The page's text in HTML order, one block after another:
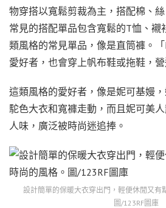
物穿搭以寬鬆剪裁為主，搭配棉、
常見的搭配單品包含寬鬆的T恤、襯
類風格的常見單品，像是直筒褲。
愛好者，也會穿上帆布鞋或拖鞋，
這類風格的愛好者，像是妮可基嫚
駝色大衣和寬褲走動，而且妮可美
人味，廣泛被時尚迷追捧。
設計簡單的保暖大衣穿出門，輕便休閒又有
圖/123RF圖庫